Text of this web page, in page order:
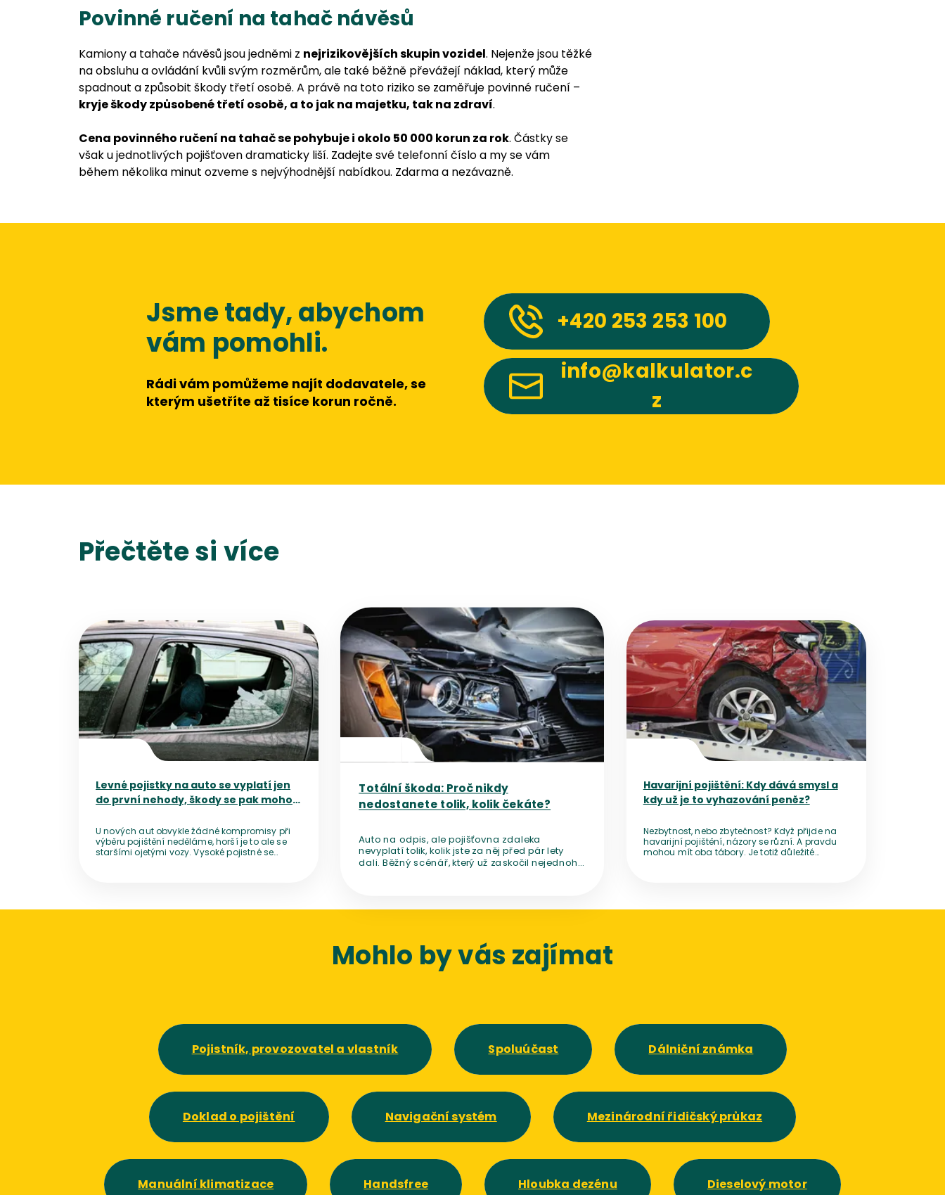
Povinné ručení na tahač návěsů
Kamiony a tahače návěsů jsou jedněmi z nejrizikovějších skupin vozidel. Nejenže jsou těžké
na obsluhu a ovládání kvůli svým rozměrům, ale také běžně převážejí náklad, který může
spadnout a způsobit škody třetí osobě. A právě na toto riziko se zaměřuje povinné ručení –
kryje škody způsobené třetí osobě, a to jak na majetku, tak na zdraví.
Cena povinného ručení na tahač se pohybuje i okolo 50 000 korun za rok. Částky se
však u jednotlivých pojišťoven dramaticky liší. Zadejte své telefonní číslo a my se vám
během několika minut ozveme s nejvýhodnější nabídkou. Zdarma a nezávazně.
Jsme tady, abychom
vám pomohli.
Rádi vám pomůžeme najít dodavatele, se
kterým ušetříte až tisíce korun ročně.
+420 253 253 100
info@kalkulator.c
z
Přečtěte si více
Levné pojistky na auto se vyplatí jen
do první nehody, škody se pak mohou
U nových aut obvykle žádné kompromisy při
výběru pojištění neděláme, horší je to ale se
staršími ojetými vozy. Vysoké pojistné se
Přejít na detail článku
Totální škoda: Proč nikdy
nedostanete tolik, kolik čekáte?
Auto na odpis, ale pojišťovna zdaleka
nevyplatí tolik, kolik jste za něj před pár lety
dali. Běžný scénář, který už zaskočil nejednoho
Přejít na detail článku
Havarijní pojištění: Kdy dává smysl a
kdy už je to vyhazování peněz?
Nezbytnost, nebo zbytečnost? Když přijde na
havarijní pojištění, názory se různí. A pravdu
mohou mít oba tábory. Je totiž důležité
Přejít na detail článku
Mohlo by vás zajímat
Pojistník, provozovatel a vlastník Spoluúčast Dálniční známka
Doklad o pojištění Navigační systém Mezinárodní řidičský průkaz
Manuální klimatizace Handsfree Hloubka dezénu Dieselový motor